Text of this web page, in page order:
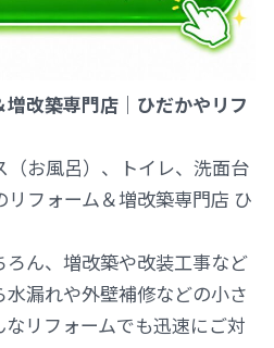
増改築専門店｜ひだかやリフ
（お風呂）、トイレ、洗面台
フォーム＆増改築専門店 ひ
ん、増改築や改装工事など
漏れや外壁補修などの小さ
リフォームでも迅速にご対